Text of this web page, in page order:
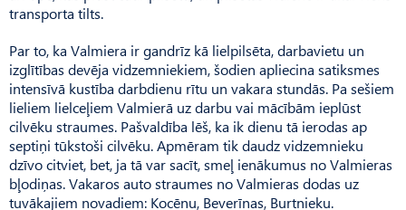
transporta tilts.
Par to, ka Valmiera ir gandrīz kā lielpilsēta, darbavietu un
izglītības devēja vidzemniekiem, šodien apliecina satiksmes
intensīvā kustība darbdienu rītu un vakara stundās. Pa sešiem
lieliem lielceļiem Valmierā uz darbu vai mācībām ieplūst
cilvēku straumes. Pašvaldība lēš, ka ik dienu tā ierodas ap
septiņi tūkstoši cilvēku. Apmēram tik daudz vidzemnieku
dzīvo citviet, bet, ja tā var sacīt, smeļ ienākumus no Valmieras
bļodiņas. Vakaros auto straumes no Valmieras dodas uz
tuvākajiem novadiem: Kocēnu, Beverīnas, Burtnieku.